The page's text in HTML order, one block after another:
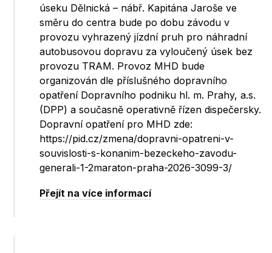
úseku Dělnická – nábř. Kapitána Jaroše ve
směru do centra bude po dobu závodu v
provozu vyhrazený jízdní pruh pro náhradní
autobusovou dopravu za vyloučený úsek bez
provozu TRAM. Provoz MHD bude
organizován dle příslušného dopravního
opatření Dopravního podniku hl. m. Prahy, a.s.
(DPP) a současně operativně řízen dispečersky.
Dopravní opatření pro MHD zde:
https://pid.cz/zmena/dopravni-opatreni-v-
souvislosti-s-konanim-bezeckeho-zavodu-
generali-1-2maraton-praha-2026-3099-3/
Přejít na více informací